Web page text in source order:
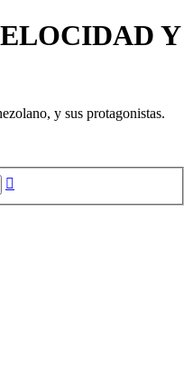
Y
y sus protagonistas.